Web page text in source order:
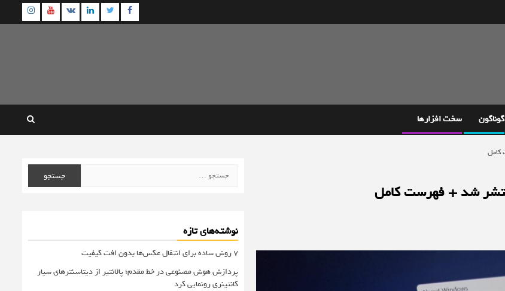
Facebook
Twitter
Linkedin
VK
گوناگون سخت افزارها
برای:
نوشته‌های تازه
۷ روش ساده برای انتقال عکس‌ها بدون افت کیفیت
پردازش هوش مصنوعی در خط مقدم؛ پالانتیر از دیتاسنترهای سیار
کانتینری رونمایی کرد